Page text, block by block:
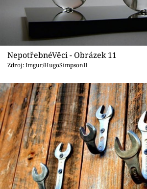
NepotřebnéVěci - Obrázek 11
Zdroj: Imgur/HugoSimpsonII